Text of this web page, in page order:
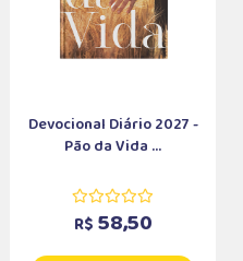
Devocional Diário 2027 -
Pão da Vida ...
R$ 58,50